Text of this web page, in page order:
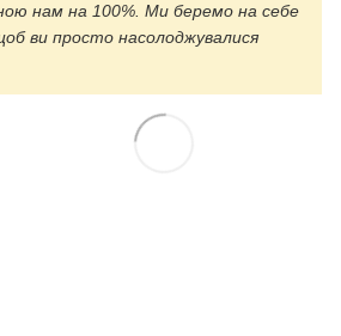
нам на 100%. Ми беремо на себе
ви просто насолоджувалися